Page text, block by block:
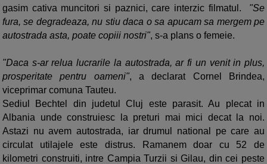
gasim cativa muncitori si paznici, care interzic filmatul. "Se
fura, se degradeaza, nu stiu daca o sa apucam sa mergem pe
autostrada asta, poate copiii nostri", s-a plans o femeie.
"Daca s-ar relua lucrarile la autostrada, ar fi un venit in plus,
prosperitate pentru oameni", a declarat Cornel Brindea,
viceprimar comuna Tauteu.
Sediul Bechtel din judetul Cluj este parasit. Au plecat in
Albania unde construiesc la preturi mai mici decat la noi.
Astazi nu avem autostrada, iar drumul national pe care au
circulat utilajele este distrus. Ramanem doar cu 52 de
kilometri construiti, intre Campia Turzii si Gilau, din cei peste